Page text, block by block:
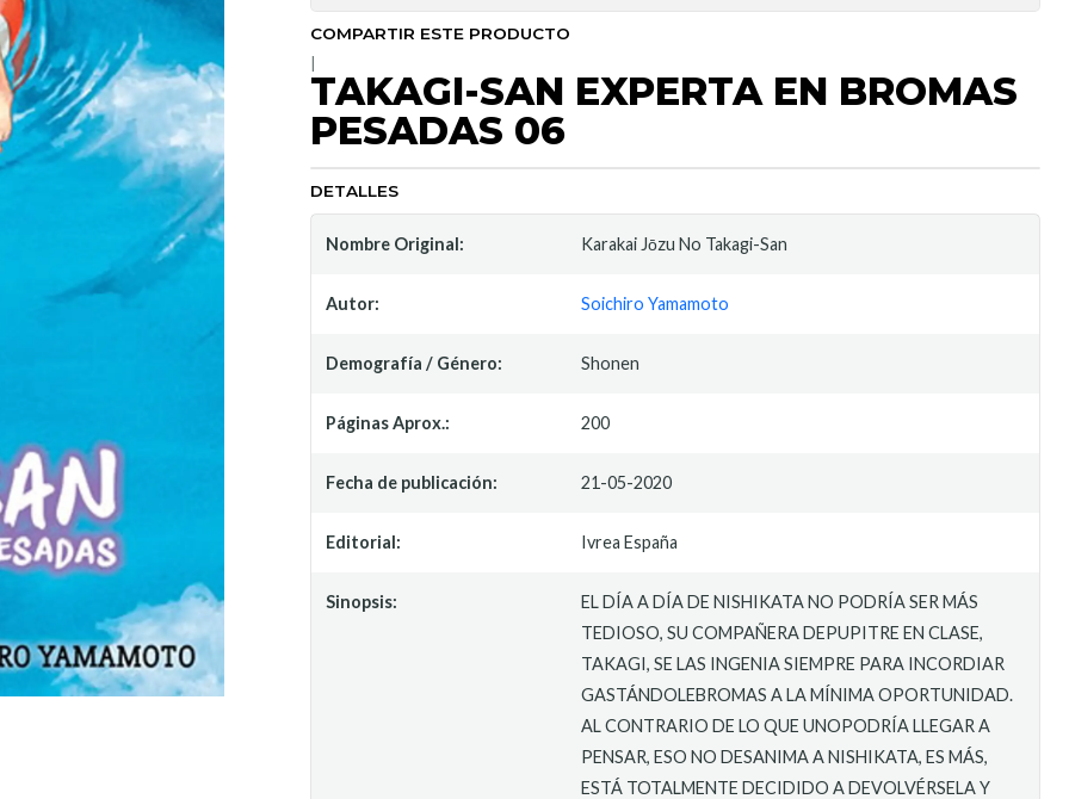
COMPARTIR ESTE PRODUCTO
TAKAGI-SAN EXPERTA EN BROMAS
PESADAS 06
DETALLES
Nombre Original: Karakai Jōzu No Takagi-San
Autor: Soichiro Yamamoto
Demografía / Género: Shonen
Páginas Aprox.: 200
Fecha de publicación: 21-05-2020
Editorial: Ivrea España
Sinopsis:
EL DÍA A DÍA DE NISHIKATA NO PODRÍA SER MÁS
TEDIOSO, SU COMPAÑERA DEPUPITRE EN CLASE,
TAKAGI, SE LAS INGENIA SIEMPRE PARA INCORDIAR
GASTÁNDOLEBROMAS A LA MÍNIMA OPORTUNIDAD.
AL CONTRARIO DE LO QUE UNOPODRÍA LLEGAR A
PENSAR, ESO NO DESANIMA A NISHIKATA, ES MÁS,
ESTÁ TOTALMENTE DECIDIDO A DEVOLVÉRSELA Y